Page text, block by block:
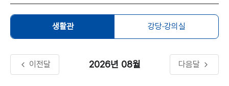
생활관 강당·강의실
이전달 2026년 08월 다음달